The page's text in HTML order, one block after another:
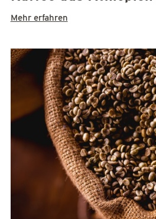
Mehr erfahren